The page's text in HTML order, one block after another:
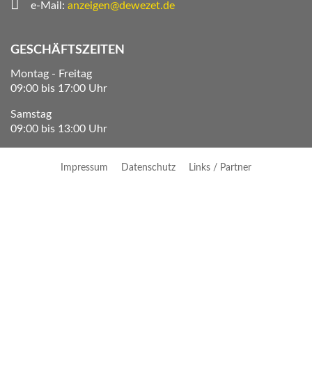
e-Mail: anzeigen@dewezet.de
GESCHÄFTSZEITEN
Montag - Freitag
09:00 bis 17:00 Uhr
Samstag
09:00 bis 13:00 Uhr
Impressum Datenschutz Links / Partner